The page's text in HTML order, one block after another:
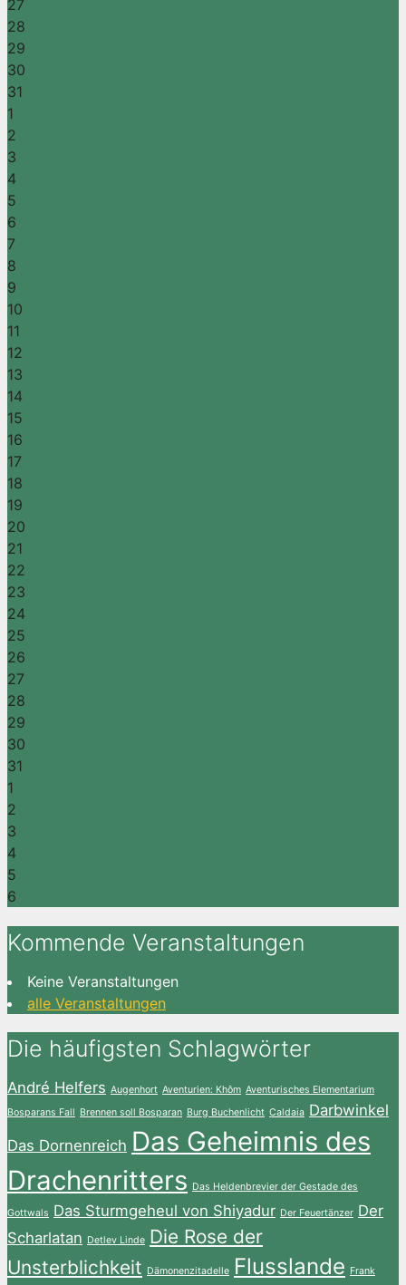
27
28
29
30
31
1
2
3
4
5
6
7
8
9
10
11
12
13
14
15
16
17
18
19
20
21
22
23
24
25
26
27
28
29
30
31
1
2
3
4
5
6
Kommende Veranstaltungen
Keine Veranstaltungen
alle Veranstaltungen
Die häufigsten Schlagwörter
André Helfers Augenhort Aventurien: Khôm Aventurisches Elementarium
Bosparans Fall Brennen soll Bosparan Burg Buchenlicht Caldaia Darbwinkel
Das Dornenreich Das Geheimnis des
Drachenritters Das Heldenbrevier der Gestade des
Gottwals Das Sturmgeheul von Shiyadur Der Feuertänzer Der
Scharlatan Detlev Linde Die Rose der
Unsterblichkeit Dämonenzitadelle Flusslande Frank